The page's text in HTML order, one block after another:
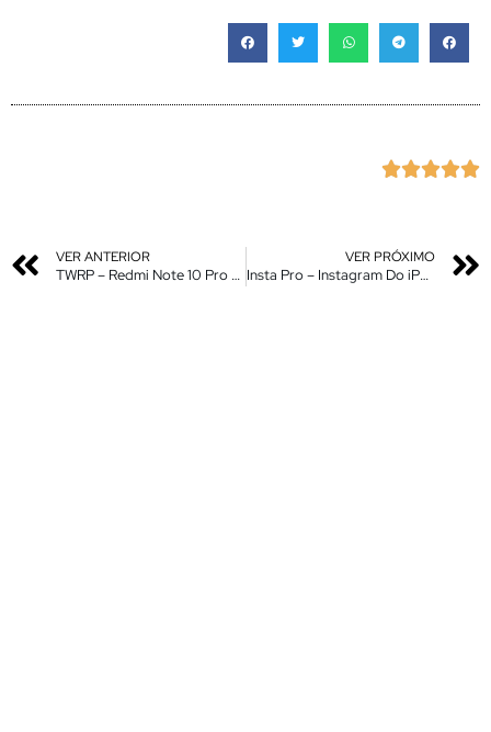

VER ANTERIOR
TWRP – Redmi Note 10 Pro – Guia de instalação
VER PRÓXIMO
Insta Pro – Instagram Do iPhone com qualidade Máxima no Android